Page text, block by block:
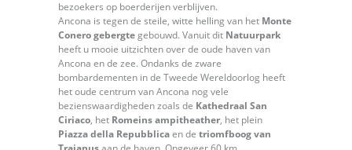
bezoekers op boerderijen verblijven.
Ancona is tegen de steile, witte helling van het Monte
Conero gebergtegebouwd. Vanuit dit Natuurpark
heeft u mooie uitzichten over de oude haven van
Ancona en de zee. Ondanks de zware
bombardementen in de Tweede Wereldoorlog heeft
het oude centrum van Ancona nog vele
bezienswaardigheden zoals de Kathedraal San
Ciriaco, het Romeins ampitheather, het plein
Piazza della Repubblicaen de triomfboog van